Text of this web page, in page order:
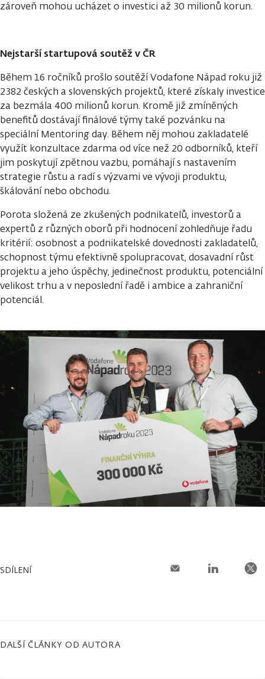
zároveň mohou ucházet o investici až 30 milionů korun.
Nejstarší startupová soutěž v ČR
Během 16 ročníků prošlo soutěží Vodafone Nápad roku již
2382 českých a slovenských projektů, které získaly investice
za bezmála 400 milionů korun. Kromě již zmíněných
benefitů dostávají finálové týmy také pozvánku na
speciální Mentoring day. Během něj mohou zakladatelé
využít konzultace zdarma od více než 20 odborníků, kteří
jim poskytují zpětnou vazbu, pomáhají s nastavením
strategie růstu a radí s výzvami ve vývoji produktu,
škálování nebo obchodu.
Porota složená ze zkušených podnikatelů, investorů a
expertů z různých oborů při hodnocení zohledňuje řadu
kritérií: osobnost a podnikatelské dovednosti zakladatelů,
schopnost týmu efektivně spolupracovat, dosavadní růst
projektu a jeho úspěchy, jedinečnost produktu, potenciální
velikost trhu a v neposlední řadě i ambice a zahraniční
potenciál.
SDÍLENÍ
DALŠÍ ČLÁNKY OD AUTORA